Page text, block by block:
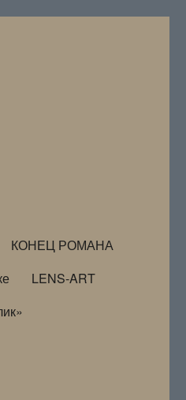
КОНЕЦ РОМАНА
LENS-ART